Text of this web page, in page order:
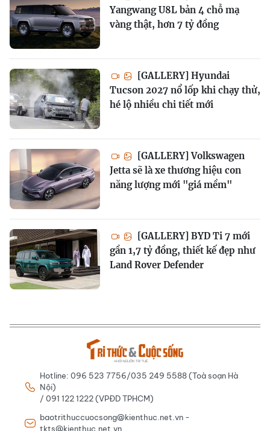
Yangwang U8L bản 4 chỗ mạ
vàng thật, hơn 7 tỷ đồng
[GALLERY] Hyundai
Tucson 2027 nổ lốp khi chạy thử,
hé lộ nhiều chi tiết mới
[GALLERY] Volkswagen
Jetta sẽ là xe thương hiệu con
năng lượng mới "giá mềm"
[GALLERY] BYD Ti 7 mới
gần 1,7 tỷ đồng, thiết kế đẹp như
Land Rover Defender
Hotline: 096 523 7756/035 249 5588 (Toà soạn Hà
Nội)
/ 091 122 1222 (VPĐD TPHCM)
baotrithuccuocsong@kienthuc.net.vn -
tkts@kienthuc.net.vn